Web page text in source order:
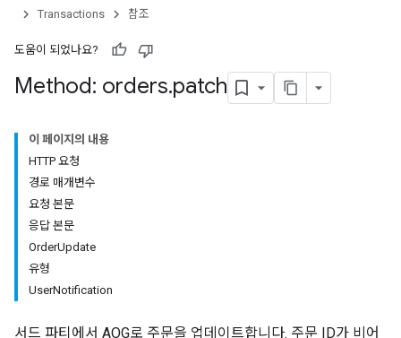
Transactions
참조
도움이 되었나요?
Method: orders.patch
이 페이지의 내용
HTTP 요청
경로 매개변수
요청 본문
응답 본문
OrderUpdate
유형
UserNotification
서드 파티에서 AOG로 주문을 업데이트합니다. 주문 ID가 비어